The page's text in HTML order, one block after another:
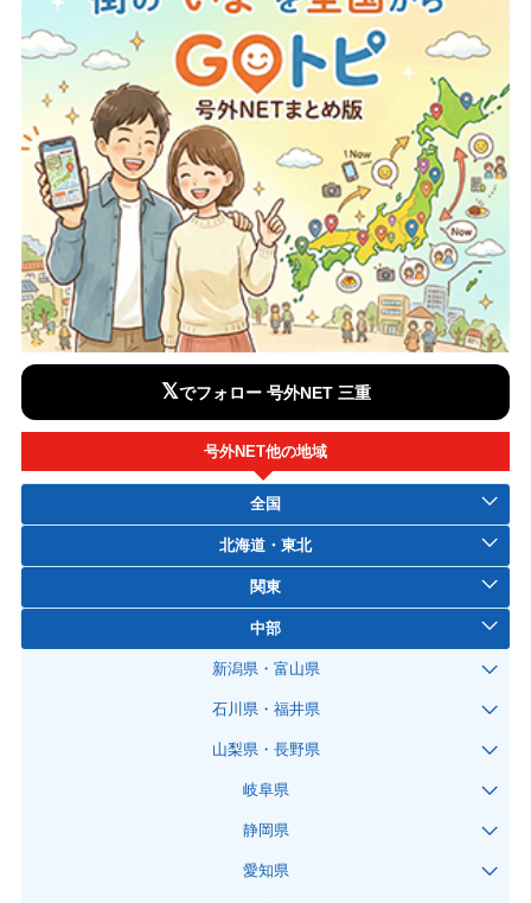
𝕏でフォロー 号外NET 三重
号外NET他の地域
全国
北海道・東北
関東
中部
新潟県・富山県
石川県・福井県
山梨県・長野県
岐阜県
静岡県
愛知県